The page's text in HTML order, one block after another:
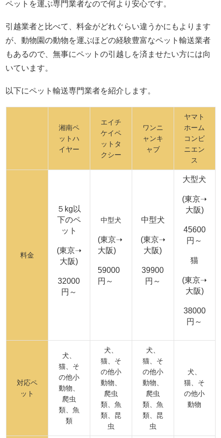
ペットを運ぶ専門業者なので何より安心です。
引越業者と比べて、料金がどれぐらい違うかにもよります
が、動物園の動物を運ぶほどの経験豊富なペット輸送業者
もあるので、無事にペットの引越しを済ませたい方には向
いています。
以下にペット輸送専門業者を紹介します。
湘南ペ
ットハ
イヤー
エイチ
ケイペ
ットタ
クシー
ワンニ
ャンキ
ャブ
ヤマト
ホーム
コンビ
ニエン
ス
料金
５kg以
下のペ
ット
(東京➝
大阪)
32000
円～
中型犬
(東京➝
大阪)
59000
円～
中型犬
(東京➝
大阪)
39900
円～
大型犬
(東京➝
大阪)
45600
円～
猫
(東京➝
大阪)
38000
円～
対応ペ
ット
犬、
猫、そ
の他小
動物、
爬虫
類、魚
類
犬、
猫、そ
の他小
動物、
爬虫
類、魚
類、昆
虫
犬、
猫、そ
の他小
動物、
爬虫
類、魚
類、昆
虫
犬、
猫、そ
の他小
動物